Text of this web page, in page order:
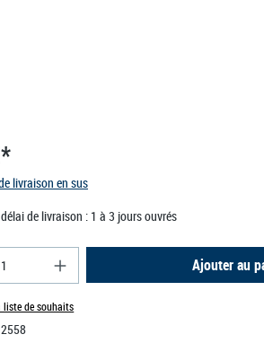
livraison en sus
de livraison : 1 à 3 jours ouvrés
de produit : Entrez la Ajouter au
de souhaits